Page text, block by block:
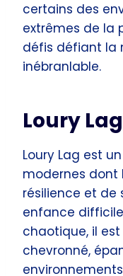
certains des
extrêmes de la
défis défiant la
inébranlable.
Loury
Loury Lag est
modernes dont
résilience et de
enfance
chaotique, il
chevronné,